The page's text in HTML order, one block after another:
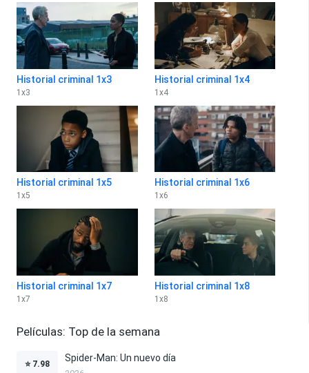
Historial criminal 1x3
1 x3
Historial criminal 1x4
1 x4
Historial criminal 1x5
1 x5
Historial criminal 1x6
1 x6
Historial criminal 1x7
1 x7
Historial criminal 1x8
1 x8
Películas: Top de la semana
⭐ 7.98
Spider-Man: Un nuevo día